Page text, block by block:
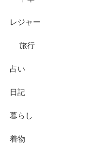
レジャー
旅行
占い
日記
暮らし
着物